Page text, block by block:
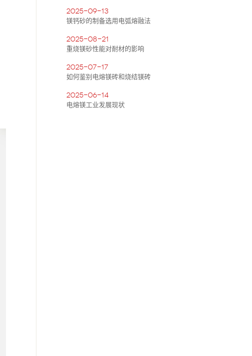
2025-09-13
镁钙砂的制备选用电弧熔融法
2025-08-21
重烧镁砂性能对耐材的影响
2025-07-17
如何鉴别电熔镁砖和烧结镁砖
2025-06-14
电熔镁工业发展现状